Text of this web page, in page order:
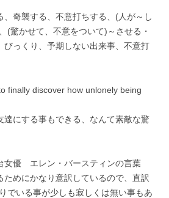
、奇襲する、不意打ちする、(人が～し
(驚かせて、不意をついて)～させる・
びっくり、予期しない出来事、不意打
finally discover how unlonely being
達にする事もできる、なんて素敵な驚
女優 エレン・バースティンの言葉
ためにかなり意訳しているので、直訳
でいる事が少しも寂しくは無い事もあ